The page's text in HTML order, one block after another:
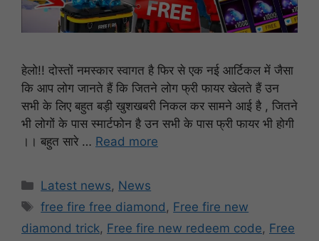
हेलो!! दोस्तों नमस्कार स्वागत है फिर से एक नई आर्टिकल में जैसा
कि आप लोग जानते हैं कि जितने लोग फ्री फायर खेलते हैं उन
सभी के लिए बहुत बड़ी खुशखबरी निकल कर सामने आई है , जितने
भी लोगों के पास स्मार्टफोन है उन सभी के पास फ्री फायर भी होगी
।। बहुत सारे … Read more
Categories
Latest news, News
Tags
free fire free diamond , Free fire new
diamond trick, Free fire new redeem code, Free